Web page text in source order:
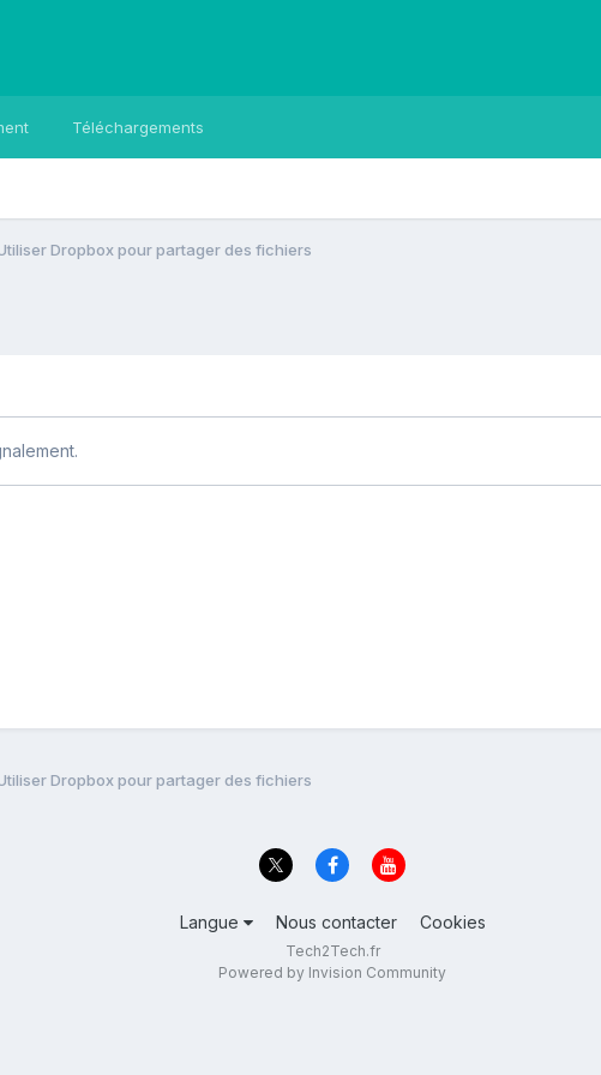
Téléchargements
Dropbox pour partager des fichiers
Dropbox pour partager des fichiers
Langue Nous contacter Cookies
Tech2Tech.fr
Powered by Invision Community